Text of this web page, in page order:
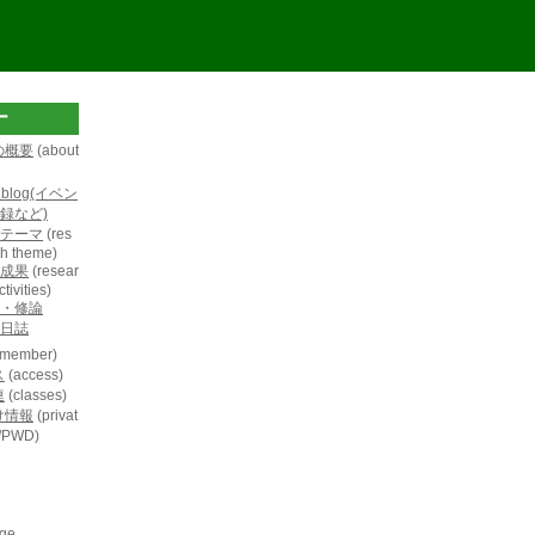
概要 (about
イベン
録など)
ーマ (res
theme)
果 (resear
修論
誌
(access)
(classes)
情報 (privat